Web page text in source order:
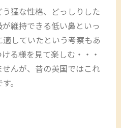
猛な性格、どっしりした
維持できる低い鼻といっ
していたという考察もあ
る様を見て楽しむ・・・
んが、昔の英国ではこれ
。